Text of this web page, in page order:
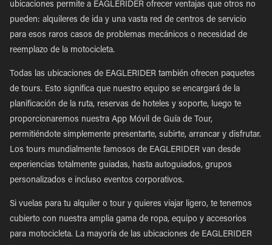
ubicaciones permite a EAGLERIDER ofrecer ventajas que otros no
pueden: alquileres de ida y una vasta red de centros de servicio
para esos raros casos de problemas mecánicos o necesidad de
reemplazo de la motocicleta.
Todas las ubicaciones de EAGLERIDER también ofrecen paquetes
de tours. Esto significa que nuestro equipo se encargará de la
planificación de la ruta, reservas de hoteles y soporte, luego te
proporcionaremos nuestra App Móvil de Guía de Tour,
permitiéndote simplemente presentarte, subirte, arrancar y disfrutar.
Los tours mundialmente famosos de EAGLERIDER van desde
experiencias totalmente guiadas, hasta autoguiados, grupos
personalizados e incluso eventos corporativos.
Si vuelas para tu alquiler o tour y quieres viajar ligero, te tenemos
cubierto con nuestra amplia gama de ropa, equipo y accesorios
para motocicleta. La mayoría de las ubicaciones de EAGLERIDER